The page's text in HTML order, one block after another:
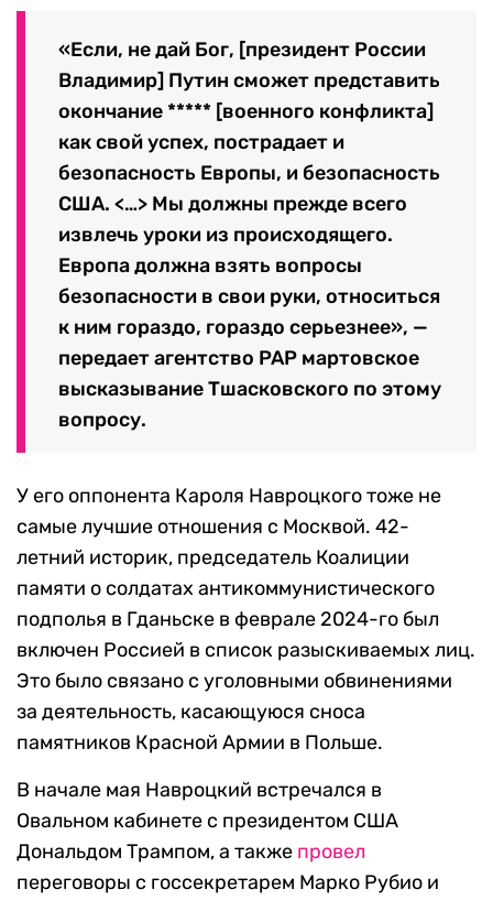
«Если, не дай Бог, [президент России
Владимир] Путин сможет представить
окончание ***** [военного конфликта]
как свой успех, пострадает и
безопасность Европы, и безопасность
США. <…> Мы должны прежде всего
извлечь уроки из происходящего.
Европа должна взять вопросы
безопасности в свои руки, относиться
к ним гораздо, гораздо серьезнее», —
передает агентство PAP мартовское
высказывание Тшасковского по этому
вопросу.
У его оппонента Кароля Навроцкого тоже не
самые лучшие отношения с Москвой. 42-
летний историк, председатель Коалиции
памяти о солдатах антикоммунистического
подполья в Гданьске в феврале 2024-го был
включен Россией в список разыскиваемых лиц.
Это было связано с уголовными обвинениями
за деятельность, касающуюся сноса
памятников Красной Армии в Польше.
В начале мая Навроцкий встречался в
Овальном кабинете с президентом США
Дональдом Трампом, а также провел
переговоры с госсекретарем Марко Рубио и